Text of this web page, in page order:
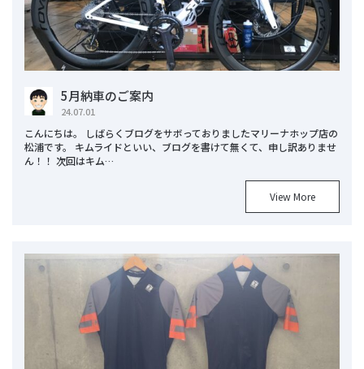
5月納車のご案内
24.07.01
こんにちは。 しばらくブログをサボっておりましたマリーナホップ店の
松浦です。 キムライドといい、ブログを書けて無くて、申し訳ありませ
ん！！ 次回はキム…
View More